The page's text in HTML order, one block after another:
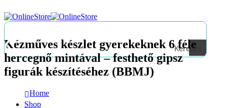
Keresés
Kézműves készlet gyerekeknek 6 féle
hercegnő mintával – festhető gipsz
figurák készítéséhez (BBMJ)
Home
Shop